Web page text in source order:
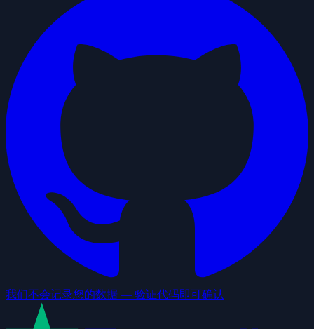
我们不会记录您的数据 — 验证代码即可确认